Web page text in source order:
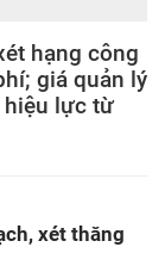
hạng công
giá quản lý
hiệu lực từ
xét thăng